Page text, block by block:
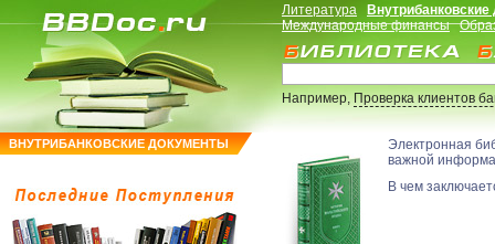
ВНУТРИБАНКОВСКИЕ ДОКУМЕНТЫ
Литература
Международные финансы
Например,Проверка клиентов
Электронная
важной
В чем